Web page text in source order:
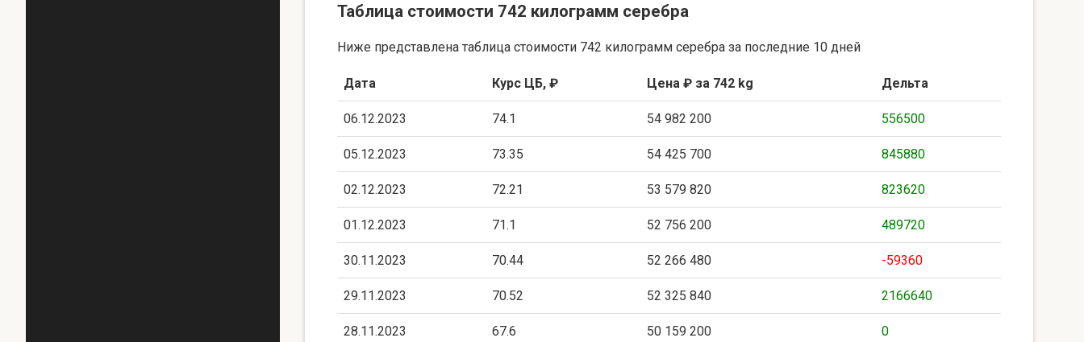
Таблица стоимости 742 килограмм серебра
Ниже представлена таблица стоимости 742 килограмм серебра за последние 10 дней
Дата Курс ЦБ, ₽ Цена ₽ за 742 kg Дельта
06.12.2023 74.1 54 982 200 556500
05.12.2023 73.35 54 425 700 845880
02.12.2023 72.21 53 579 820 823620
01.12.2023 71.1 52 756 200 489720
30.11.2023 70.44 52 266 480 -59360
29.11.2023 70.52 52 325 840 2166640
28.11.2023 67.6 50 159 200 0